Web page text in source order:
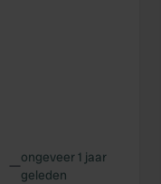
—ongeveer 1 jaar
geleden